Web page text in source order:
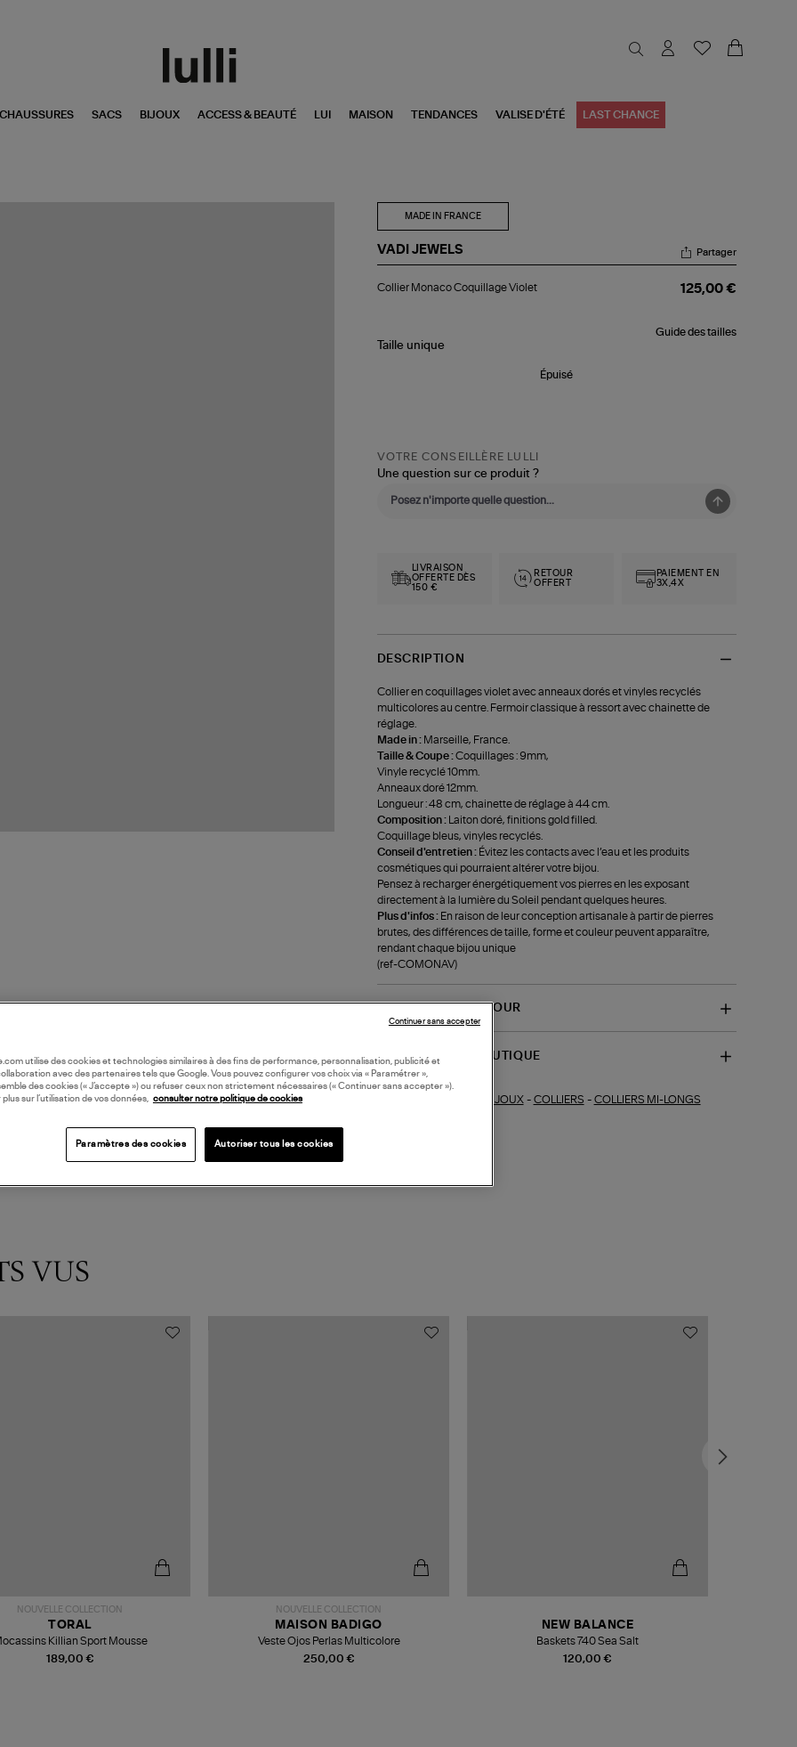
CHAUSSURES SACS BIJOUX ACCESS & BEAUTÉ LUI MAISON TENDANCES VALISE D'ÉTÉ LAST CHANCE
MADE IN FRANCE
VADI JEWELS
Monaco
Partager
Collier Monaco Coquillage Violet 125,00 €
Guide des tailles
Taille unique
Épuisé
VOTRE CONSEILLÈRE LULLI
Une question sur ce produit ?
LIVRAISON
OFFERTE DÈS
150 €
RETOUR
OFFERT
PAIEMENT EN
3X,4X
DESCRIPTION
Collier en coquillages violet avec anneaux dorés et vinyles recyclés
multicolores au centre. Fermoir classique à ressort avec chainette de
réglage.
Made in : Marseille, France.
Taille & Coupe :Coquillages : 9mm,
Vinyle recyclé 10mm.
Anneaux doré 12mm.
Longueur : 48 cm, chainette de réglage à 44 cm.
Composition :
Laiton doré, finitions gold filled.
Coquillage bleus, vinyles recyclés.
Conseil d'entretien : Évitez les contacts avec l’eau et les produits
cosmétiques qui pourraient altérer votre bijou.
Pensez à recharger énergétiquement vos pierres en les exposant
directement à la lumière du Soleil pendant quelques heures.
Plus d'infos : En raison de leur conception artisanale à partir de pierres
brutes, des différences de taille, forme et couleur peuvent apparaître,
rendant chaque bijou unique
(ref-COMONAV)
LIVRAISON ET RETOUR
DISPONIBILITÉ BOUTIQUE
BIJOUX- COLLIERS - COLLIERS MI-LONGS
VUS
NOUVELLE COLLECTION
189,00 €
TORAL
Killian Sport Mousse
NOUVELLE COLLECTION
250,00 €
MAISON BADIGO
Veste Ojos Perlas Multicolore
120,00 €
NEW BALANCE
Baskets 740 Sea Salt
utilise des cookies et technologies similaires à des fins de performance, personnalisation, publicité et
avec des partenaires tels que Google. Vous pouvez configurer vos choix via « Paramétrer »,
des cookies (« J’accepte ») ou refuser ceux non strictement nécessaires (« Continuer sans accepter »).
plus sur l’utilisation de vos données,
consulter notre politique de cookies
Paramètres des cookies Autoriser tous les cookies
Continuer sans accepter